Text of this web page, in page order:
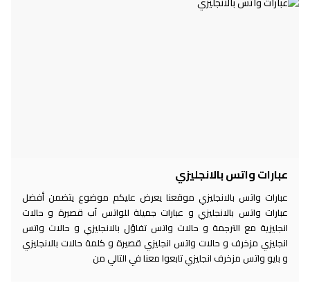
عبارات واتس بالانجليزي
عبارات واتس بالانجليزي موقعنا يعرض عليكم موضوع يتضمن أفضل
عبارات واتس بالانجليزي و عبارات جميلة للواتس آب قصيرة و حالات
انجليزية مع الترجمة و حالات واتس تفاؤل بالانجليزي و حالات واتس
انجليزي مزخرف و حالات واتس انجليزي قصيرة و كلمة حالات بالانجليزي
و بايو واتس مزخرف انجليزي تابعوا معنا في التالي من